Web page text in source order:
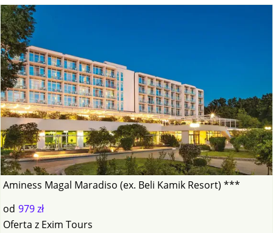
Aminess Magal Maradiso (ex. Beli Kamik Resort) ***
od 979 zł
Oferta z Exim Tours